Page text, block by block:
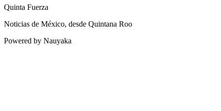
Quinta Fuerza
Noticias de México, desde Quintana Roo
Powered by Nauyaka